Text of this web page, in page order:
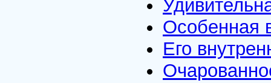
Особенная
Его